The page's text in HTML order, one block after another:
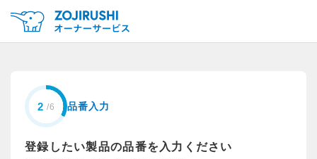
品番入力
登録したい製品の品番を入力ください